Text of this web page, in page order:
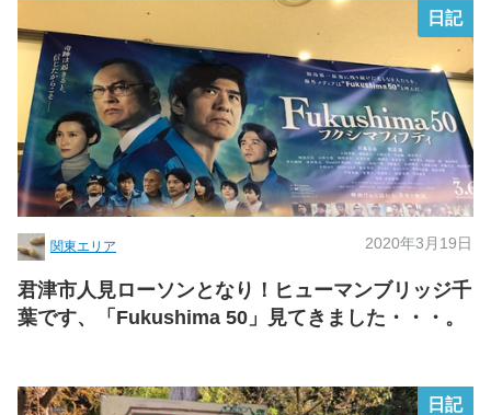
日記
関東エリア 2020年3月19日
君津市人見ローソンとなり！ヒューマンブリッジ千
葉です、「Fukushima 50」見てきました・・・。
日記